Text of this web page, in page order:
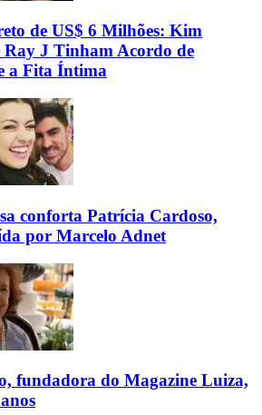
de US$ 6 Milhões: Kim
J Tinham Acordo de
a Fita Íntima
conforta Patrícia Cardoso,
por Marcelo Adnet
fundadora do Magazine Luiza,